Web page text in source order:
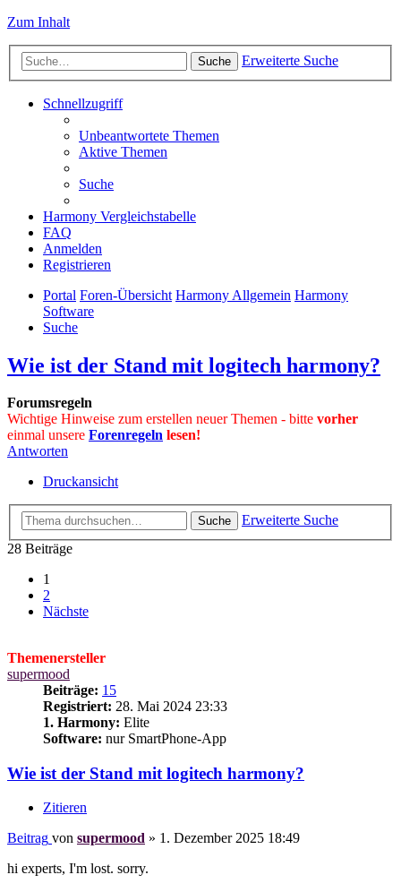
Zum Inhalt
Suche Erweiterte Suche
Schnellzugriff
Unbeantwortete Themen
Aktive Themen
Suche
Harmony Vergleichstabelle
FAQ
Anmelden
Registrieren
Portal Foren-Übersicht Harmony Allgemein Harmony
Software
Suche
Wie ist der Stand mit logitech harmony?
Forumsregeln
Wichtige Hinweise zum erstellen neuer Themen - bitte vorher
einmal unsere Forenregeln lesen!
Antworten
Druckansicht
Suche
Erweiterte Suche
28 Beiträge
1
2
Nächste
Themenersteller
supermood
Beiträge: 15
Registriert: 28. Mai 2024 23:33
1. Harmony: Elite
Software: nur SmartPhone-App
Wie ist der Stand mit logitech harmony?
Zitieren
Beitrag von supermood » 1. Dezember 2025 18:49
hi experts, I'm lost. sorry.